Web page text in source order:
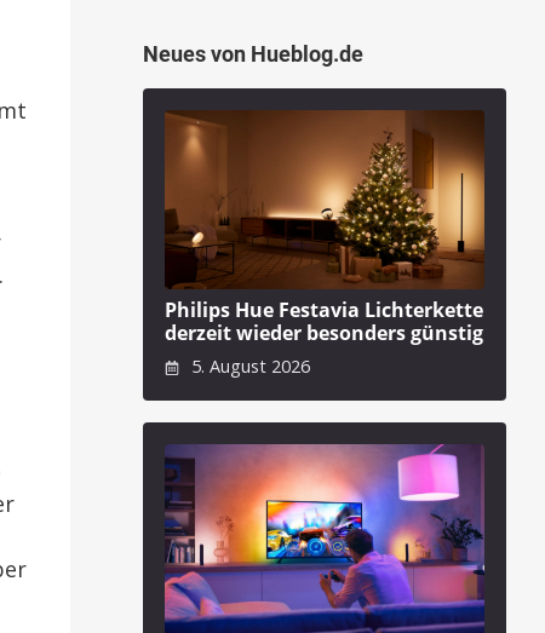
Neues von Hueblog.de
Philips Hue Festavia Lichterkette
derzeit wieder besonders günstig
5. August 2026